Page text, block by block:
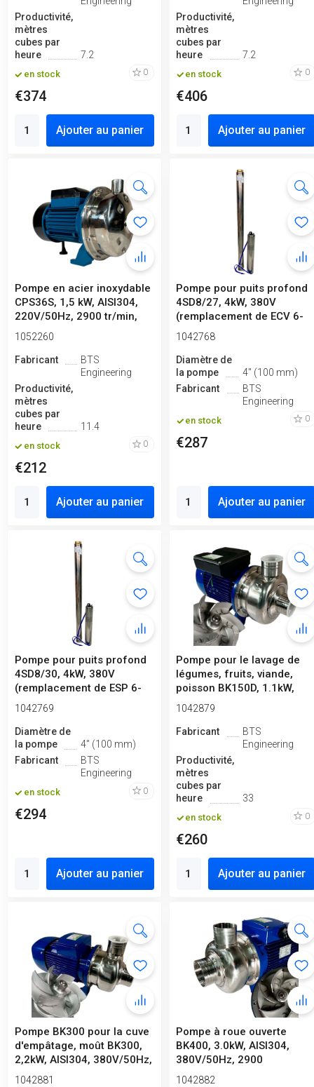
Productivité,
mètres
cubes par
heure
7.2
en stock 0
€374
Ajouter au panier
Productivité,
mètres
cubes par
heure
7.2
en stock 0
€406
Ajouter au panier
Pompe en acier inoxydable
CPS36S, 1,5 kW, AISI304,
220V/50Hz, 2900 tr/min,
po...
1052260
Fabricant
BTS
Engineering
Productivité,
mètres
cubes par
heure
11.4
en stock 0
€212
Ajouter au panier
Pompe pour puits profond
4SD8/27, 4kW, 380V
(remplacement de ECV 6-
6.5-120)
1042768
Diamètre de
la pompe
4" (100 mm)
Fabricant
BTS
Engineering
en stock 0
€287
Ajouter au panier
Pompe pour puits profond
4SD8/30, 4kW, 380V
(remplacement de ESP 6-
6,5-140)
1042769
Diamètre de
la pompe
4" (100 mm)
Fabricant
BTS
Engineering
en stock 0
€294
Ajouter au panier
Pompe pour le lavage de
légumes, fruits, viande,
poisson BK150D, 1.1kW,
AISI3...
1042879
Fabricant
BTS
Engineering
Productivité,
mètres
cubes par
heure
33
en stock 0
€260
Ajouter au panier
Pompe BK300 pour la cuve
d'empâtage, moût BK300,
2,2kW, AISI304, 380V/50Hz,
2...
1042881
Pompe à roue ouverte
BK400, 3.0kW, AISI304,
380V/50Hz, 2900
1042882